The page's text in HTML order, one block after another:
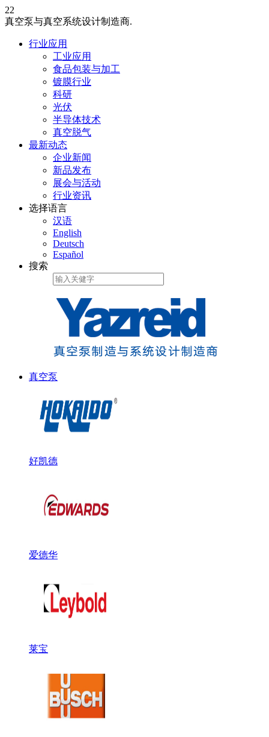
22
真空泵与真空系统设计制造商.
行业应用
工业应用
食品包装与加工
镀膜行业
科研
光伏
半导体技术
真空脱气
最新动态
企业新闻
新品发布
展会与活动
行业资讯
选择语言
汉语
English
Deutsch
Español
搜索
真空泵
好凯德
爱德华
莱宝